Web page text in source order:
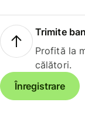
Trimite
Profită la
călători.
Înregistrare